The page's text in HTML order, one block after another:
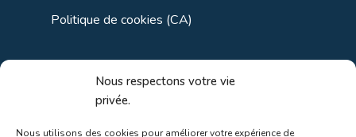
Nous respectons votre vie
privée.
Nous utilisons des cookies pour améliorer votre expérience de
Politique de cookies (CA)
Liens utiles
Liens régionaux